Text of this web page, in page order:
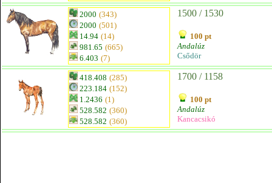
2000 (343)
2000 (501)
14.94 (14)
981.65 (665)
6.403 (7)
1500 / 1530
100 pt
Andalúz
Csődör
418.408 (285)
223.184 (152)
1.2436 (1)
528.582 (360)
528.582 (360)
1700 / 1158
100 pt
Andalúz
Kancacsikó